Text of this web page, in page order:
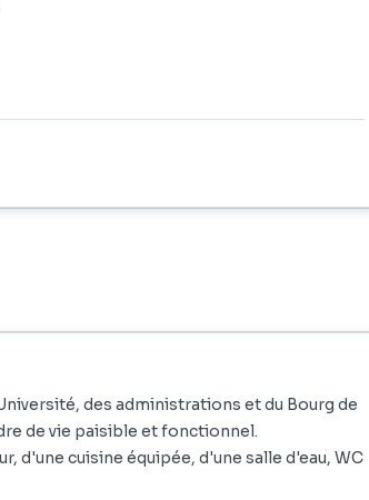
des administrations et du Bourg de
de vie paisible et fonctionnel.
d'une cuisine équipée, d'une salle d'eau, WC